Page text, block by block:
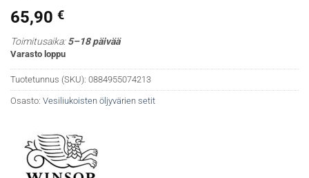
65,90 €
Toimitusaika:5–18 päivää
Varasto loppu
Tuotetunnus (SKU): 0884955074213
Osasto: Vesiliukoisten öljyvärien setit